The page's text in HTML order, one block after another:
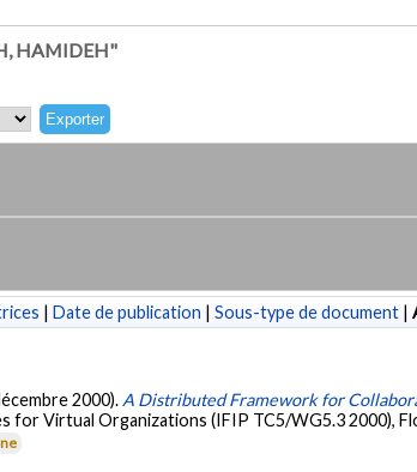
HAMIDEH"
| Date de publication | Sous-type de document |
2000). A Distributed Framework for
Virtual Organizations (IFIP TC5/WG5.3 2000),